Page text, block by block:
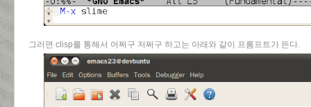
그러면 clisp를 통해서 어쩌구 저쩌구 하고는 아래와 같이 프롬프트가 뜬다.